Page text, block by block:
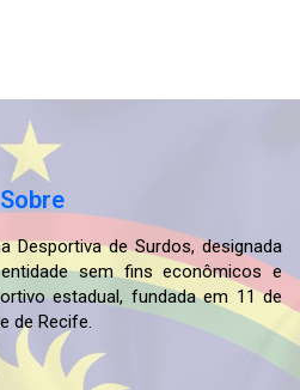
Sobre
Desportiva de Surdos, designada
sem fins econômicos e
estadual, fundada em 11 de
de Recife.